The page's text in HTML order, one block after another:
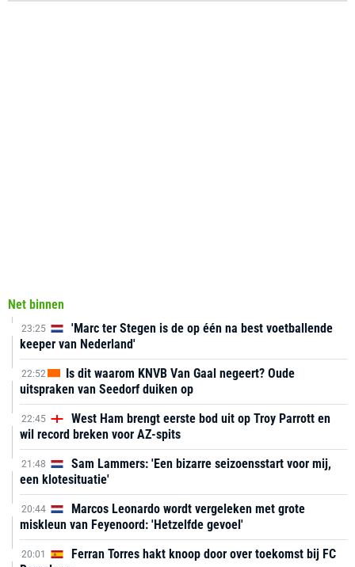
Net binnen
23:25
'Marc ter Stegen is de op één na best voetballende
keeper van Nederland'
22:52
Is dit waarom KNVB Van Gaal negeert? Oude
uitspraken van Seedorf duiken op
22:45
West Ham brengt eerste bod uit op Troy Parrott en
wil record breken voor AZ-spits
21:48
Sam Lammers: 'Een bizarre seizoensstart voor mij,
een klotesituatie'
20:44
Marcos Leonardo wordt vergeleken met grote
miskleun van Feyenoord: 'Hetzelfde gevoel'
20:01
Ferran Torres hakt knoop door over toekomst bij FC